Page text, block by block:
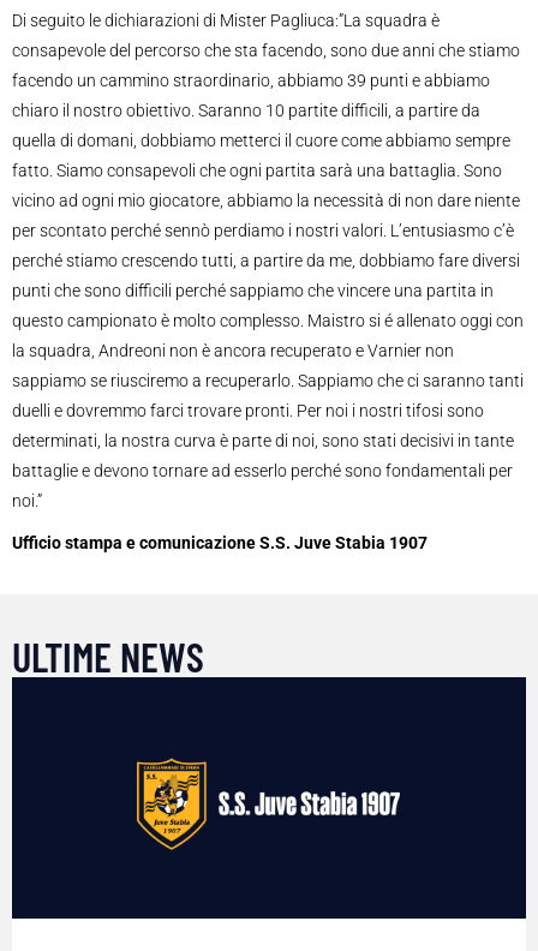
Di seguito le dichiarazioni di Mister Pagliuca:”La squadra è
consapevole del percorso che sta facendo, sono due anni che stiamo
facendo un cammino straordinario, abbiamo 39 punti e abbiamo
chiaro il nostro obiettivo. Saranno 10 partite difficili, a partire da
quella di domani, dobbiamo metterci il cuore come abbiamo sempre
fatto. Siamo consapevoli che ogni partita sarà una battaglia. Sono
vicino ad ogni mio giocatore, abbiamo la necessità di non dare niente
per scontato perché sennò perdiamo i nostri valori. L’entusiasmo c’è
perché stiamo crescendo tutti, a partire da me, dobbiamo fare diversi
punti che sono difficili perché sappiamo che vincere una partita in
questo campionato è molto complesso. Maistro si é allenato oggi con
la squadra, Andreoni non è ancora recuperato e Varnier non
sappiamo se riusciremo a recuperarlo. Sappiamo che ci saranno tanti
duelli e dovremmo farci trovare pronti. Per noi i nostri tifosi sono
determinati, la nostra curva è parte di noi, sono stati decisivi in tante
battaglie e devono tornare ad esserlo perché sono fondamentali per
noi.”
Ufficio stampa e comunicazione S.S. Juve Stabia 1907
ULTIME NEWS